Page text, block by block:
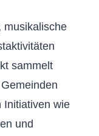
musikalische
sammelt
Initiativen wie
und